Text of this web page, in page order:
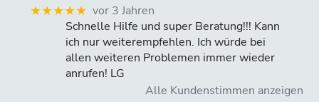
★★★★★ vor 3 Jahren
Schnelle Hilfe und super Beratung!!! Kann
ich nur weiterempfehlen. Ich würde bei
allen weiteren Problemen immer wieder
anrufen! LG
Alle Kundenstimmen anzeigen